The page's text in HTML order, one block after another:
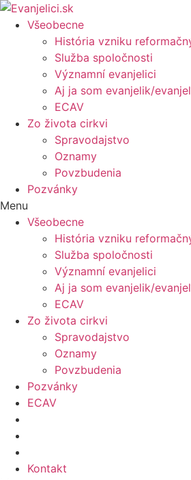
Všeobecne
História vzniku
Služba spoločnosti
Významní evanjelici
Aj ja som evanjelik/
ECAV
Zo života cirkvi
Spravodajstvo
Oznamy
Povzbudenia
Pozvánky
Menu
Všeobecne
História vzniku
Služba spoločnosti
Významní evanjelici
Aj ja som evanjelik/
ECAV
Zo života cirkvi
Spravodajstvo
Oznamy
Povzbudenia
Pozvánky
ECAV
Kontakt